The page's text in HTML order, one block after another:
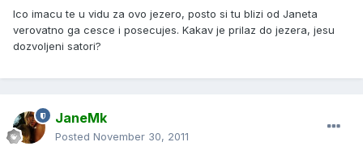
Ico imacu te u vidu za ovo jezero, posto si tu blizi od Janeta
verovatno ga cesce i posecujes. Kakav je prilaz do jezera, jesu
dozvoljeni satori?
JaneMk
Posted November 30, 2011